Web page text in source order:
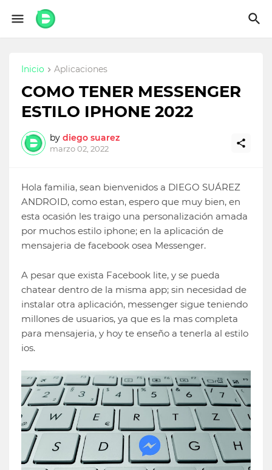
Inicio Aplicaciones
COMO TENER MESSENGER
ESTILO IPHONE 2022
by diego suarez
marzo 02, 2022
Hola familia, sean bienvenidos a DIEGO SUÁREZ
ANDROID, como estan, espero que muy bien, en
esta ocasión les traigo una personalización amada
por muchos estilo iphone; en la aplicación de
mensajeria de facebook osea Messenger.
A pesar que exista Facebook lite, y se pueda
chatear dentro de la misma app; sin necesidad de
instalar otra aplicación, messenger sigue teniendo
millones de usuarios, ya que es la mas completa
para mensajeria, y hoy te enseño a tenerla al estilo
ios.